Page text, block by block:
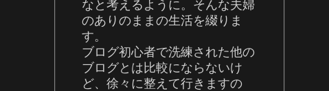
なと考えるように。そんな夫婦
のありのままの生活を綴りま
す。
ブログ初心者で洗練された他の
ブログとは比較にならないけ
ど、徐々に整えて行きますの